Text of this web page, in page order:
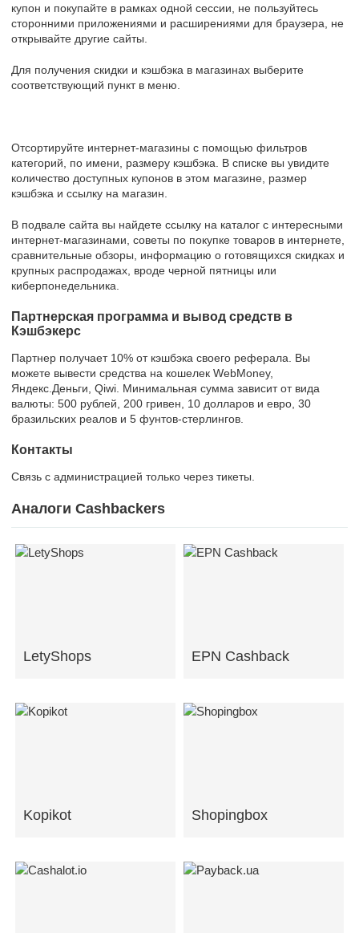
купон и покупайте в рамках одной сессии, не пользуйтесь
сторонними приложениями и расширениями для браузера, не
открывайте другие сайты.
Для получения скидки и кэшбэка в магазинах выберите
соответствующий пункт в меню.
Отсортируйте интернет-магазины с помощью фильтров
категорий, по имени, размеру кэшбэка. В списке вы увидите
количество доступных купонов в этом магазине, размер
кэшбэка и ссылку на магазин.
В подвале сайта вы найдете ссылку на каталог с интересными
интернет-магазинами, советы по покупке товаров в интернете,
сравнительные обзоры, информацию о готовящихся скидках и
крупных распродажах, вроде черной пятницы или
киберпонедельника.
Партнерская программа и вывод средств в
Кэшбэкерс
Партнер получает 10% от кэшбэка своего реферала. Вы
можете вывести средства на кошелек WebMoney,
Яндекс.Деньги, Qiwi. Минимальная сумма зависит от вида
валюты: 500 рублей, 200 гривен, 10 долларов и евро, 30
бразильских реалов и 5 фунтов-стерлингов.
Контакты
Связь с администрацией только через тикеты.
Аналоги Cashbackers
LetyShops EPN Cashback
Kopikot Shopingbox